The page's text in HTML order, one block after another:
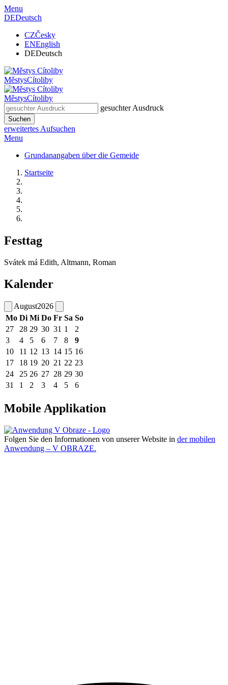
Menu
DEDeutsch
CZČesky
ENEnglish
DEDeutsch
MěstysCítoliby
MěstysCítoliby
gesuchter Ausdruck
Suchen
erweitertes Aufsuchen
Menu
Grundanangaben über die Gemeide
Startseite
Festtag
Svátek má Edith, Altmann, Roman
Kalender
August2026
Mo Di Mi Do Fr Sa So
27
28 29 30 31 1
2
3
4 5 6 7 8
9
10
11 12 13 14 15 16
17
18 19 20 21 22 23
24
25 26 27 28 29 30
31
1 2 3 4 5 6
Mobile Applikation
Folgen Sie den Informationen von unserer Website in der mobilen
Anwendung – V OBRAZE.